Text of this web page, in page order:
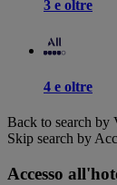
3 e oltre
4 e oltre
Back to search by
Skip search by
Accesso